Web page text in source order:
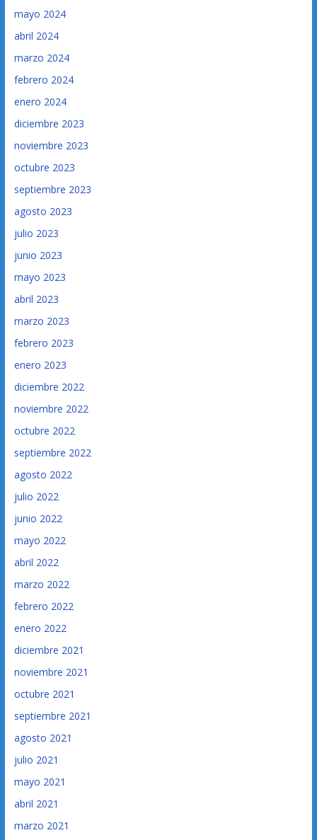
mayo 2024
abril 2024
marzo 2024
febrero 2024
enero 2024
diciembre 2023
noviembre 2023
octubre 2023
septiembre 2023
agosto 2023
julio 2023
junio 2023
mayo 2023
abril 2023
marzo 2023
febrero 2023
enero 2023
diciembre 2022
noviembre 2022
octubre 2022
septiembre 2022
agosto 2022
julio 2022
junio 2022
mayo 2022
abril 2022
marzo 2022
febrero 2022
enero 2022
diciembre 2021
noviembre 2021
octubre 2021
septiembre 2021
agosto 2021
julio 2021
mayo 2021
abril 2021
marzo 2021